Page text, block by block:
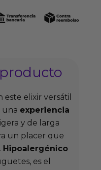
este elixir versátil
una experiencia
y de larga
un placer que
Hipoalergénico
es el